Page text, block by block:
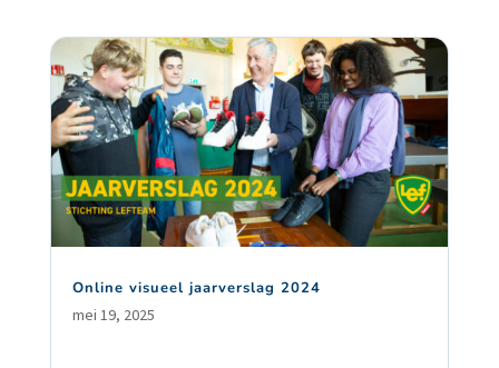
Online visueel jaarverslag 2024
mei 19, 2025